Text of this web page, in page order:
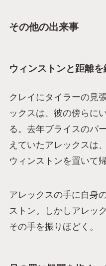
その他の出来事
ウィンストンと距離
クレイにタイラーの見
ックスは、彼の傍らに
る。去年ブライスのパ
えていたアレックスは
ウィンストンを置いて
アレックスの手に自身
ストン。しかしアレッ
その手を振りほどく。